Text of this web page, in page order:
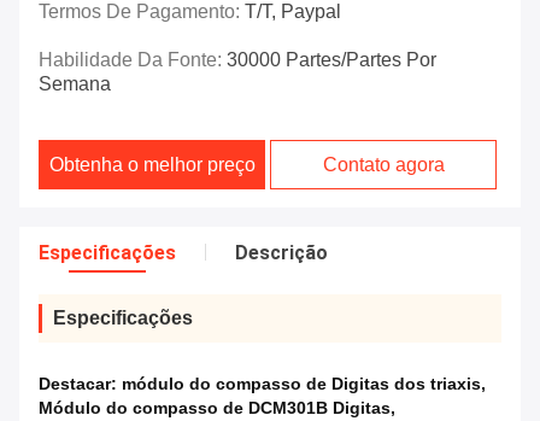
Termos De Pagamento: T/T, Paypal
Habilidade Da Fonte: 30000 Partes/partes Por
Semana
Obtenha o melhor preço Contato agora
Especificações Descrição
Especificações
Destacar: módulo do compasso de Digitas dos triaxis,
Módulo do compasso de DCM301B Digitas,